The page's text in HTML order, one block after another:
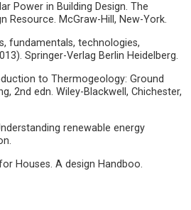
Power in Building Design. The
Resource. McGraw-Hill, New-York.
fundamentals, technologies,
Springer-Verlag Berlin Heidelberg.
to Thermogeology: Ground
2nd edn. Wiley-Blackwell, Chichester,
renewable energy
Houses. A design Handboo.